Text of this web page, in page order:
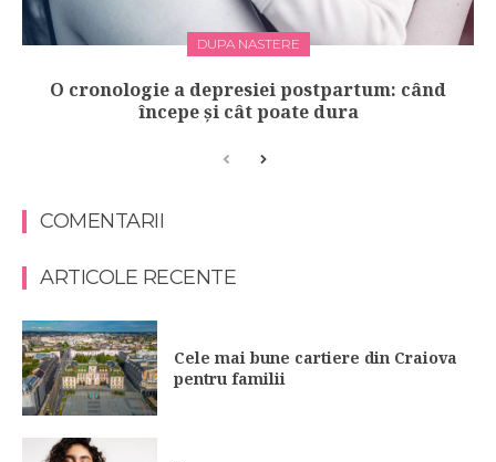
DUPA NASTERE
O cronologie a depresiei postpartum: când
începe și cât poate dura
COMENTARII
ARTICOLE RECENTE
Cele mai bune cartiere din Craiova
pentru familii